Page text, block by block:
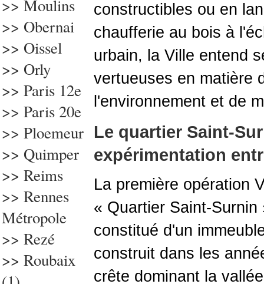
>> Moulins
>> Obernai
>> Oissel
>> Orly
>> Paris 12e
>> Paris 20e
>> Ploemeur
>> Quimper
>> Reims
>> Rennes
Métropole
>> Rezé
>> Roubaix
constructibles ou en
chaufferie au bois à
urbain, la Ville entend
vertueuses en matière
l'environnement et de
Le quartier Saint-
expérimentation
La première opération
« Quartier Saint-
constitué d'un
construit dans les
crête dominant la